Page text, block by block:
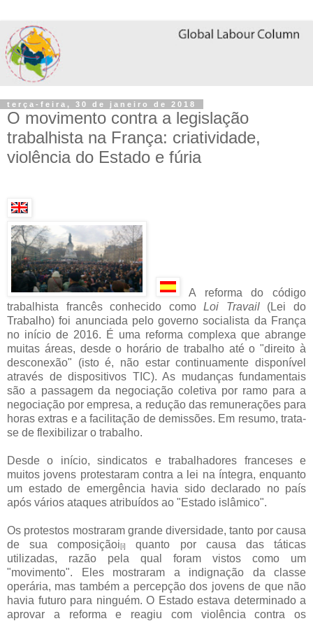
terça-feira, 30 de janeiro de 2018
O movimento contra a legislação
trabalhista na França: criatividade,
violência do Estado e fúria
A reforma do código
trabalhista francês conhecido comoLoi Travail(Lei do
Trabalho) foi anunciada pelo governo socialista da França
no início de 2016. É uma reforma complexa que abrange
muitas áreas, desde o horário de trabalho até o "direito à
desconexão" (isto é, não estar continuamente disponível
através de dispositivos TIC). As mudanças fundamentais
são a passagem da negociação coletiva por ramo para a
negociação por empresa, a redução das remunerações para
horas extras e a facilitação de demissões. Em resumo, trata-
se de flexibilizar o trabalho.
Desde o início, sindicatos e trabalhadores franceses e
muitos jovens protestaram contra a lei na íntegra, enquanto
um estado de emergência havia sido declarado no país
após vários ataques atribuídos ao "Estado islâmico".
Os protestos mostraram grande diversidade, tanto por causa
de sua composiçãoi[i]
quanto por causa das táticas
utilizadas, razão pela qual foram vistos como um
"movimento". Eles mostraram a indignação da classe
operária, mas também a percepção dos jovens de que não
havia futuro para ninguém. O Estado estava determinado a
aprovar a reforma e reagiu com violência contra os